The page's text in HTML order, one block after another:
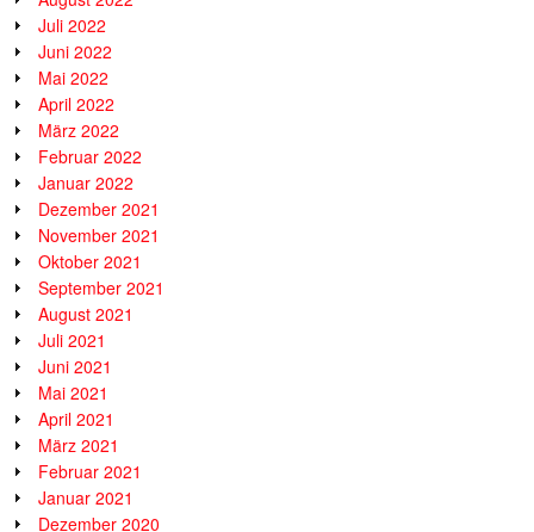
Juli 2022
Juni 2022
Mai 2022
April 2022
März 2022
Februar 2022
Januar 2022
Dezember 2021
November 2021
Oktober 2021
September 2021
August 2021
Juli 2021
Juni 2021
Mai 2021
April 2021
März 2021
Februar 2021
Januar 2021
Dezember 2020